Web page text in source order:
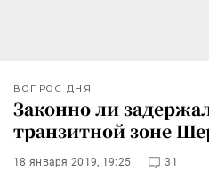
ВОПРОС ДНЯ
Законно ли
транзитной зоне
18 января 2019, 19:25 31